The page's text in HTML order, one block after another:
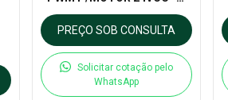
PREÇO SOB CONSULTA
Solicitar cotação pelo
WhatsApp